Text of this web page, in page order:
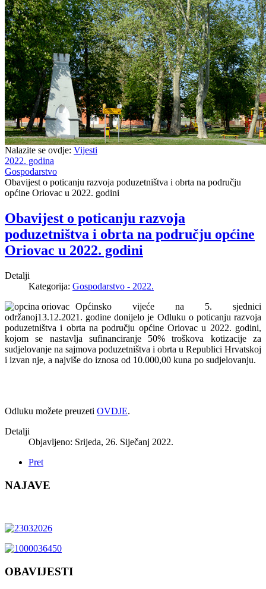
Nalazite se ovdje: Vijesti
2022. godina
Gospodarstvo
Obavijest o poticanju razvoja poduzetništva i obrta na području
općine Oriovac u 2022. godini
Obavijest o poticanju razvoja
poduzetništva i obrta na području općine
Oriovac u 2022. godini
Detalji
Kategorija: Gospodarstvo - 2022.
Općinsko vijeće na 5. sjednici
održanoj13.12.2021. godine donijelo je Odluku o poticanju razvoja
poduzetništva i obrta na području općine Oriovac u 2022. godini,
kojom se nastavlja sufinanciranje 50% troškova kotizacije za
sudjelovanje na sajmova poduzetništva i obrta u Republici Hrvatskoj
i izvan nje, a najviše do iznosa od 10.000,00 kuna po sudjelovanju.
Odluku možete preuzeti OVDJE.
Detalji
Objavljeno: Srijeda, 26. Siječanj 2022.
Pret
NAJAVE
OBAVIJESTI